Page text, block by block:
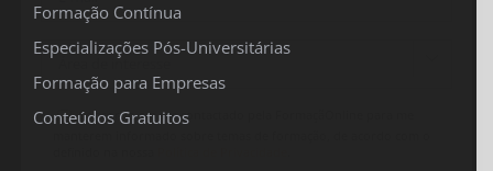
Formação Contínua
Especializações Pós-Universitárias
Formação para Empresas
Conteúdos Gratuitos
Concordo em ser contactado pela FormaçãOnline para me